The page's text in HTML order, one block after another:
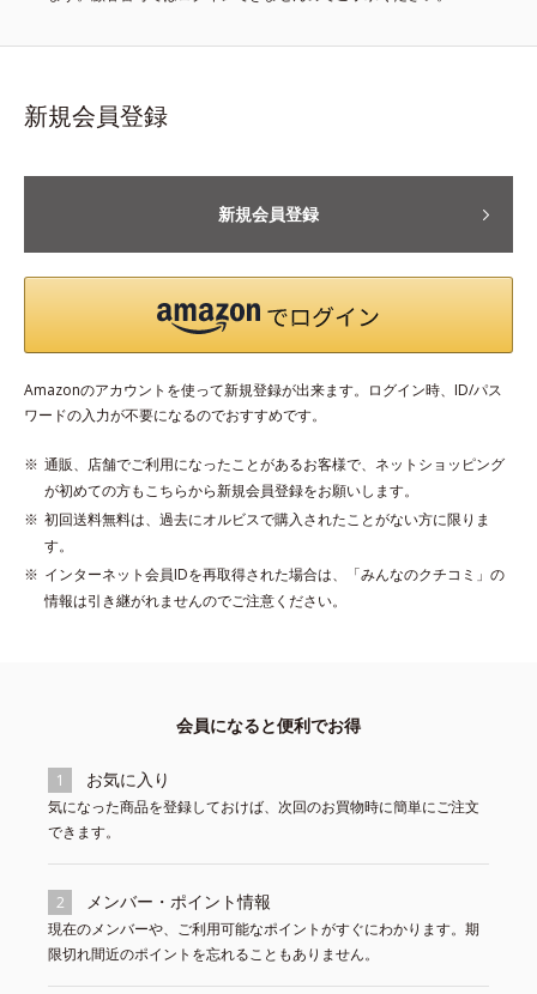
新規会員登録
新規会員登録
Amazonのアカウントを使って新規登録が出来ます。ログイン時、ID/パス
ワードの入力が不要になるのでおすすめです。
通販、店舗でご利用になったことがあるお客様で、ネットショッピング
が初めての方もこちらから新規会員登録をお願いします。
初回送料無料は、過去にオルビスで購入されたことがない方に限りま
す。
インターネット会員IDを再取得された場合は、「みんなのクチコミ」の
情報は引き継がれませんのでご注意ください。
会員になると便利でお得
1 お気に入り
気になった商品を登録しておけば、次回のお買物時に簡単にご注文
できます。
2 メンバー・ポイント情報
現在のメンバーや、ご利用可能なポイントがすぐにわかります。期
限切れ間近のポイントを忘れることもありません。